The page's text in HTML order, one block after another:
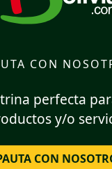
CON
perfecta
y/o
CON